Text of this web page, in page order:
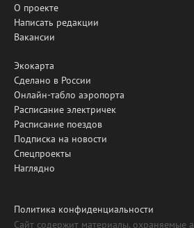
О проекте
Написать редакции
Вакансии
Экокарта
Сделано в России
Онлайн-табло аэропорта
Расписание электричек
Расписание поездов
Подписка на новости
Спецпроекты
Наглядно
Политика конфиденциальности
Сайт содержит материалы, охраняемые